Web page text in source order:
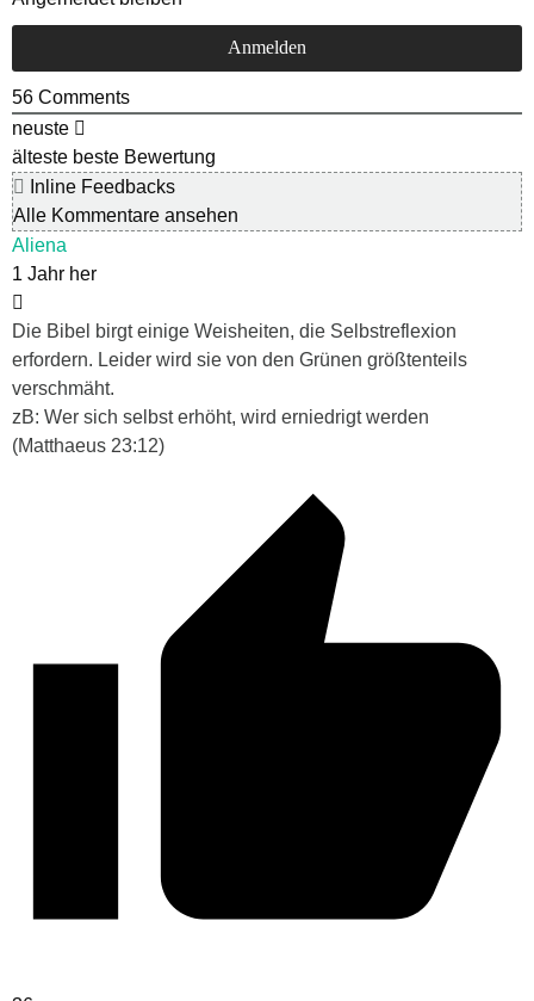
56 Comments
neuste
älteste beste Bewertung
Inline Feedbacks
Alle Kommentare ansehen
Aliena
1 Jahr her
Die Bibel birgt einige Weisheiten, die Selbstreflexion
erfordern. Leider wird sie von den Grünen größtenteils
verschmäht.
zB: Wer sich selbst erhöht, wird erniedrigt werden
(Matthaeus 23:12)